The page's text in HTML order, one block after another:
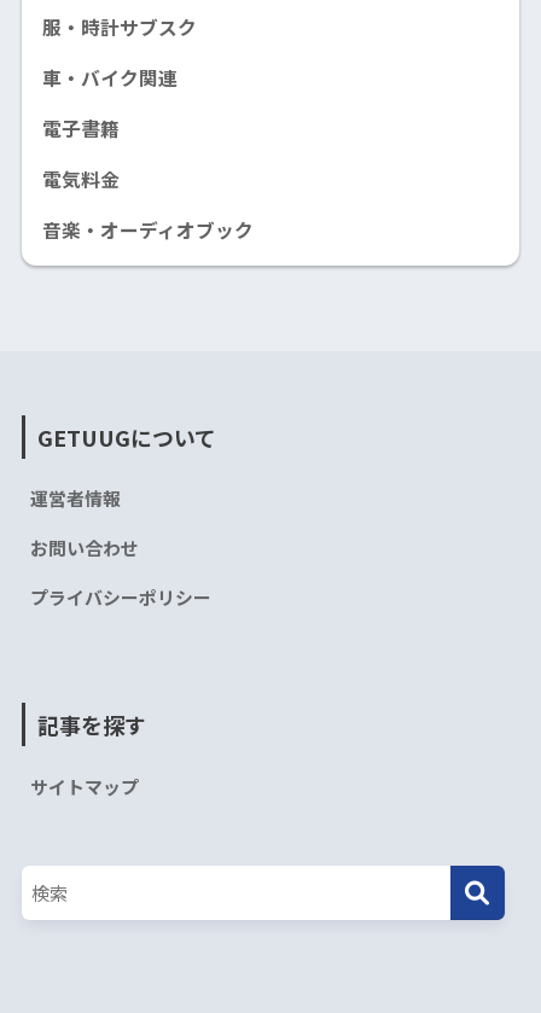
服・時計サブスク
車・バイク関連
電子書籍
電気料金
音楽・オーディオブック
GETUUGについて
運営者情報
お問い合わせ
プライバシーポリシー
記事を探す
サイトマップ